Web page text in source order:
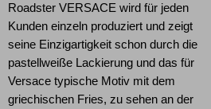
Roadster VERSACE wird für jeden
Kunden einzeln produziert und zeigt
seine Einzigartigkeit schon durch die
pastellweiße Lackierung und das für
Versace typische Motiv mit dem
griechischen Fries, zu sehen an der